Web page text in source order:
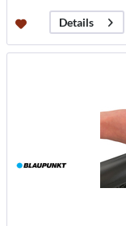
Details